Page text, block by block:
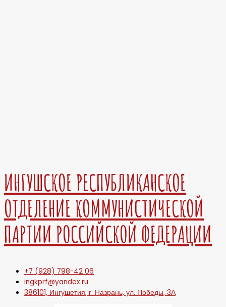
ИНГУШСКОЕ РЕСПУБЛИКАНСКОЕ
ОТДЕЛЕНИЕ КОММУНИСТИЧЕСКОЙ
ПАРТИИ РОССИЙСКОЙ ФЕДЕРАЦИИ
+7 (928) 798-42 06
ingkprf@yandex.ru
386101, Ингушетия, г. Назрань, ул. Победы, 3А